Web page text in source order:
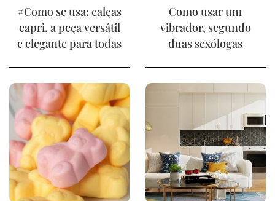
#Como se usa: calças
capri, a peça versátil
e elegante para todas
Como usar um
vibrador, segundo
duas sexólogas